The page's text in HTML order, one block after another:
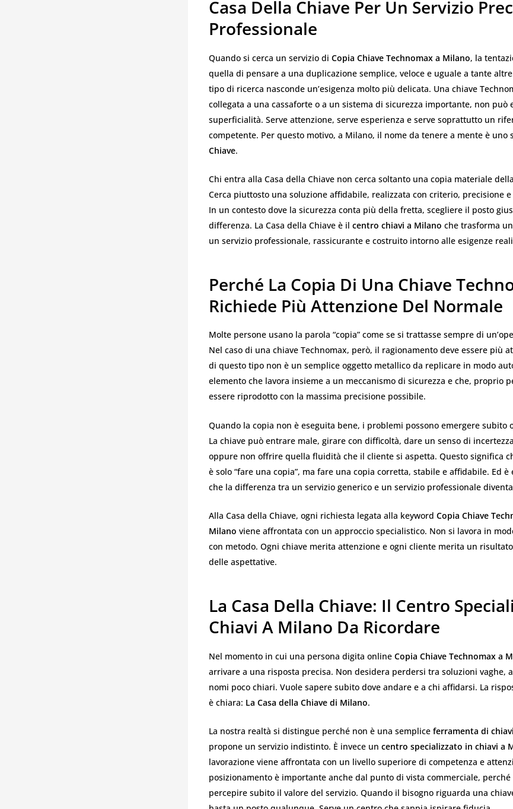
Casa Della Chiave Per Un Servizio
Professionale
Quando si cerca un servizio di Copia Chiave Technomax a Milano, la
quella di pensare a una duplicazione semplice, veloce e uguale a tante
tipo di ricerca nasconde un’esigenza molto più delicata. Una chiave
collegata a una cassaforte o a un sistema di sicurezza importante, non può
superficialità. Serve attenzione, serve esperienza e serve soprattutto un
competente. Per questo motivo, a Milano, il nome da tenere a mente è uno
Chiave.
Chi entra alla Casa della Chiave non cerca soltanto una copia materiale
Cerca piuttosto una soluzione affidabile, realizzata con criterio, precisione
In un contesto dove la sicurezza conta più della fretta, scegliere il posto
differenza. La Casa della Chiave è il centro chiavi a Milano che trasforma
un servizio professionale, rassicurante e costruito intorno alle esigenze
Perché La Copia Di Una Chiave
Richiede Più Attenzione Del Normale
Molte persone usano la parola “copia” come se si trattasse sempre di
Nel caso di una chiave Technomax, però, il ragionamento deve essere più
di questo tipo non è un semplice oggetto metallico da replicare in modo
elemento che lavora insieme a un meccanismo di sicurezza e che, proprio
essere riprodotto con la massima precisione possibile.
Quando la copia non è eseguita bene, i problemi possono emergere subito
La chiave può entrare male, girare con difficoltà, dare un senso di
oppure non offrire quella fluidità che il cliente si aspetta. Questo significa
è solo “fare una copia”, ma fare una copia corretta, stabile e affidabile. Ed
che la differenza tra un servizio generico e un servizio professionale
Alla Casa della Chiave, ogni richiesta legata alla keyword Copia Chiave
Milano viene affrontata con un approccio specialistico. Non si lavora in
con metodo. Ogni chiave merita attenzione e ogni cliente merita un risultato
delle aspettative.
La Casa Della Chiave: Il Centro
Chiavi A Milano Da Ricordare
Nel momento in cui una persona digita online Copia Chiave Technomax a
arrivare a una risposta precisa. Non desidera perdersi tra soluzioni vaghe,
nomi poco chiari. Vuole sapere subito dove andare e a chi affidarsi. La
è chiara: La Casa della Chiave di Milano.
La nostra realtà si distingue perché non è una semplice ferramenta di
propone un servizio indistinto. È invece un centro specializzato in chiavi a
lavorazione viene affrontata con un livello superiore di competenza e
posizionamento è importante anche dal punto di vista commerciale,
percepire subito il valore del servizio. Quando il bisogno riguarda una